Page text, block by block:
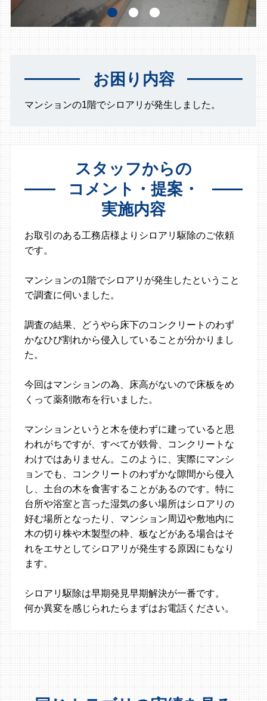
お困り内容
マンションの1階でシロアリが発生しました。
スタッフからの
コメント・提案・
実施内容
お取引のある工務店様よりシロアリ駆除のご依頼
です。
マンションの1階でシロアリが発生したということ
で調査に伺いました。
調査の結果、どうやら床下のコンクリートのわず
かなひび割れから侵入していることが分かりまし
た。
今回はマンションの為、床高がないので床板をめ
くって薬剤散布を行いました。
マンションというと木を使わずに建っていると思
われがちですが、すべてが鉄骨、コンクリートな
わけではありません。このように、実際にマンシ
ョンでも、コンクリートのわずかな隙間から侵入
し、土台の木を食害することがあるのです。特に
台所や浴室と言った湿気の多い場所はシロアリの
好む場所となったり、マンション周辺や敷地内に
木の切り株や木製型の枠、板などがある場合はそ
れをエサとしてシロアリが発生する原因にもなり
ます。
シロアリ駆除は早期発見早期解決が一番です。
何か異変を感じられたらまずはお電話ください。